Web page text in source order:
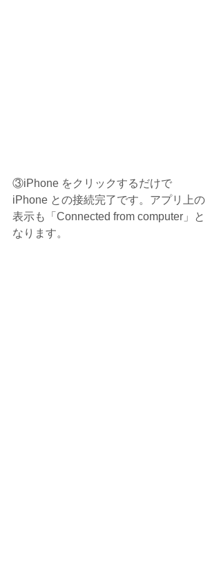
③iPhone をクリックするだけで
iPhone との接続完了です。アプリ上の
表示も「Connected from computer」と
なります。